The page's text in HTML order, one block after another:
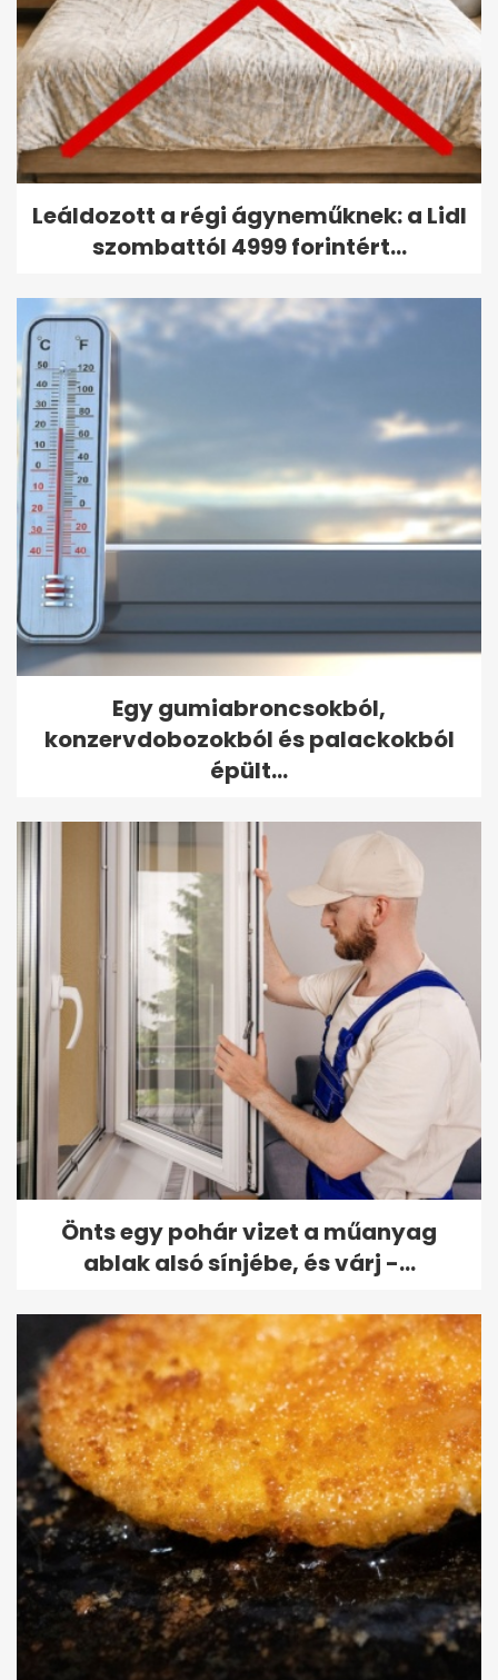
Leáldozott a régi ágyneműknek: a Lidl
szombattól 4999 forintért...
Egy gumiabroncsokból,
konzervdobozokból és palackokból
épült...
Önts egy pohár vizet a műanyag
ablak alsó sínjébe, és várj -...